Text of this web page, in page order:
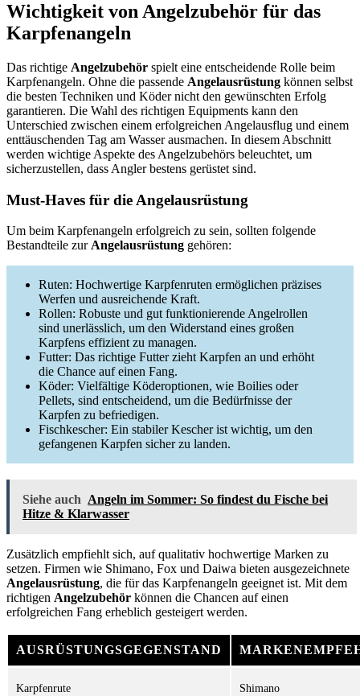
Wichtigkeit von Angelzubehör für das
Karpfenangeln
Das richtige Angelzubehör spielt eine entscheidende Rolle beim
Karpfenangeln. Ohne die passende Angelausrüstung können selbst
die besten Techniken und Köder nicht den gewünschten Erfolg
garantieren. Die Wahl des richtigen Equipments kann den
Unterschied zwischen einem erfolgreichen Angelausflug und einem
enttäuschenden Tag am Wasser ausmachen. In diesem Abschnitt
werden wichtige Aspekte des Angelzubehörs beleuchtet, um
sicherzustellen, dass Angler bestens gerüstet sind.
Must-Haves für die Angelausrüstung
Um beim Karpfenangeln erfolgreich zu sein, sollten folgende
Bestandteile zur Angelausrüstung gehören:
Ruten: Hochwertige Karpfenruten ermöglichen präzises
Werfen und ausreichende Kraft.
Rollen: Robuste und gut funktionierende Angelrollen
sind unerlässlich, um den Widerstand eines großen
Karpfens effizient zu managen.
Futter: Das richtige Futter zieht Karpfen an und erhöht
die Chance auf einen Fang.
Köder: Vielfältige Köderoptionen, wie Boilies oder
Pellets, sind entscheidend, um die Bedürfnisse der
Karpfen zu befriedigen.
Fischkescher: Ein stabiler Kescher ist wichtig, um den
gefangenen Karpfen sicher zu landen.
Siehe auch Angeln im Sommer: So findest du Fische bei
Hitze & Klarwasser
Zusätzlich empfiehlt sich, auf qualitativ hochwertige Marken zu
setzen. Firmen wie Shimano, Fox und Daiwa bieten ausgezeichnete
Angelausrüstung, die für das Karpfenangeln geeignet ist. Mit dem
richtigen Angelzubehör können die Chancen auf einen
erfolgreichen Fang erheblich gesteigert werden.
AUSRÜSTUNGSGEGENSTAND
Karpfenrute Shimano